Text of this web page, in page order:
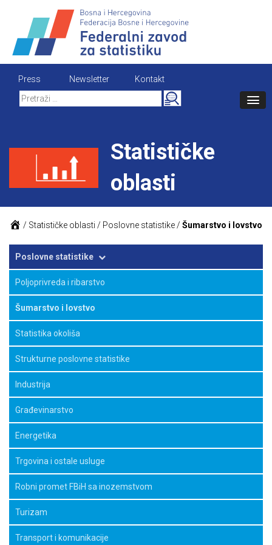
content
Press Newsletter
Kontakt
Search
for:
Statističke
oblasti
/ Statističke oblasti / Poslovne statistike/ Šumarstvo i lovstvo
Poslovne statistike
Poljoprivreda i ribarstvo
Šumarstvo i lovstvo
Statistika okoliša
Strukturne poslovne statistike
Industrija
Građevinarstvo
Energetika
Trgovina i ostale usluge
Robni promet FBiH sa inozemstvom
Turizam
Transport i komunikacije